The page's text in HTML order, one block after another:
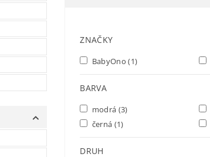
ZNAČKY
BabyOno(1)
BARVA
modrá (3)
černá (1)
DRUH